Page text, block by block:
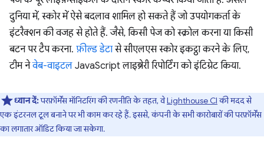
दुनिया में, स्कोर में ऐसे बदलाव शामिल हो सकते हैं जो उपयोगकर्ता के
इंटरैक्शन की वजह से होते हैं. जैसे, किसी पेज को स्क्रोल करना या किसी
बटन पर टैप करना. फ़ील्ड डेटासे सीएलएस स्कोर इकट्ठा करने के लिए,
टीम नेवेब-वाइटल JavaScript लाइब्रेरी रिपोर्टिंग को इंटिग्रेट किया.
ध्यान दें:परफ़ॉर्मेंस मॉनिटरिंग की रणनीति के तहत, वेLighthouse CIकी मदद से
एक इंटरनल टूल बनाने पर भी काम कर रहे हैं. इससे, कंपनी के सभी कारोबारों की परफ़ॉर्मेंस
का लगातार ऑडिट किया जा सकेगा.